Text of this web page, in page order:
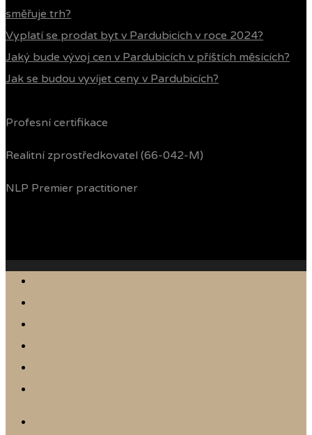
směřuje trh?
Vyplatí se prodat byt v Pardubicích v roce 2024?
Jaký bude vývoj cen v Pardubicích v příštích měsících?
Jak se budou vyvíjet ceny v Pardubicích?
Profesní certifikace
Realitní zprostředkovatel (66-042-M)
NLP Premier practitioner